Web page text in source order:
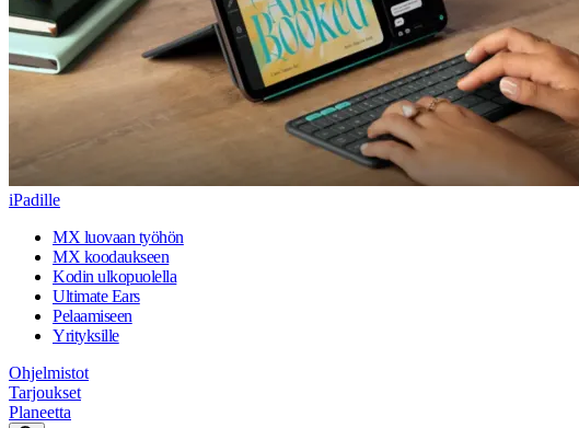
iPadille
MX luovaan työhön
MX koodaukseen
Kodin ulkopuolella
Ultimate Ears
Pelaamiseen
Yrityksille
Ohjelmistot
Tarjoukset
Planeetta